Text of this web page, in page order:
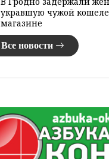
укравшую чужой
магазине
Все новости